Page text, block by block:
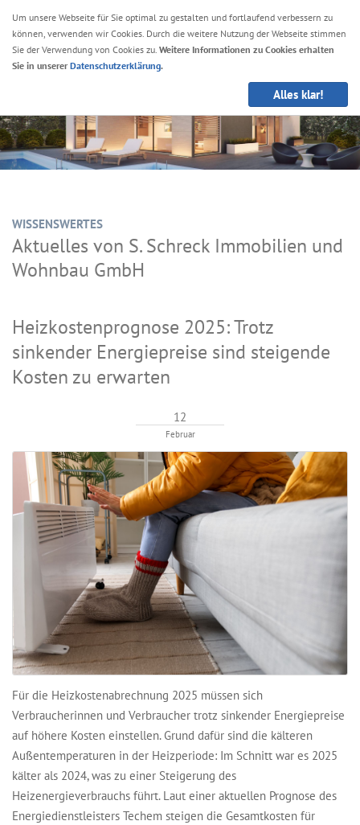
WISSENSWERTES
Aktuelles von S. Schreck Immobilien und
Wohnbau GmbH
Heizkostenprognose 2025: Trotz
sinkender Energiepreise sind steigende
Kosten zu erwarten
12
Februar
Für die Heizkostenabrechnung 2025 müssen sich
Verbraucherinnen und Verbraucher trotz sinkender Energiepreise
auf höhere Kosten einstellen. Grund dafür sind die kälteren
Außentemperaturen in der Heizperiode: Im Schnitt war es 2025
kälter als 2024, was zu einer Steigerung des
Heizenergieverbrauchs führt. Laut einer aktuellen Prognose des
Energiedienstleisters Techem steigen die Gesamtkosten für
Um unsere Webseite für Sie optimal zu gestalten und fortlaufend verbessern zu
können, verwenden wir Cookies. Durch die weitere Nutzung der Webseite stimmen
Sie der Verwendung von Cookies zu. Weitere Informationen zu Cookies erhalten
Sie in unserer Datenschutzerklärung.
Alles klar!